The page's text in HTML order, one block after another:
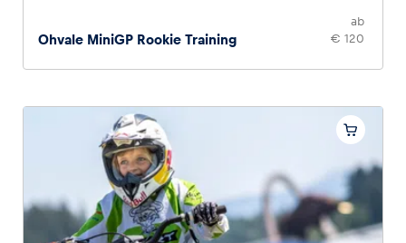
Ohvale MiniGP Rookie Training
ab
€ 120